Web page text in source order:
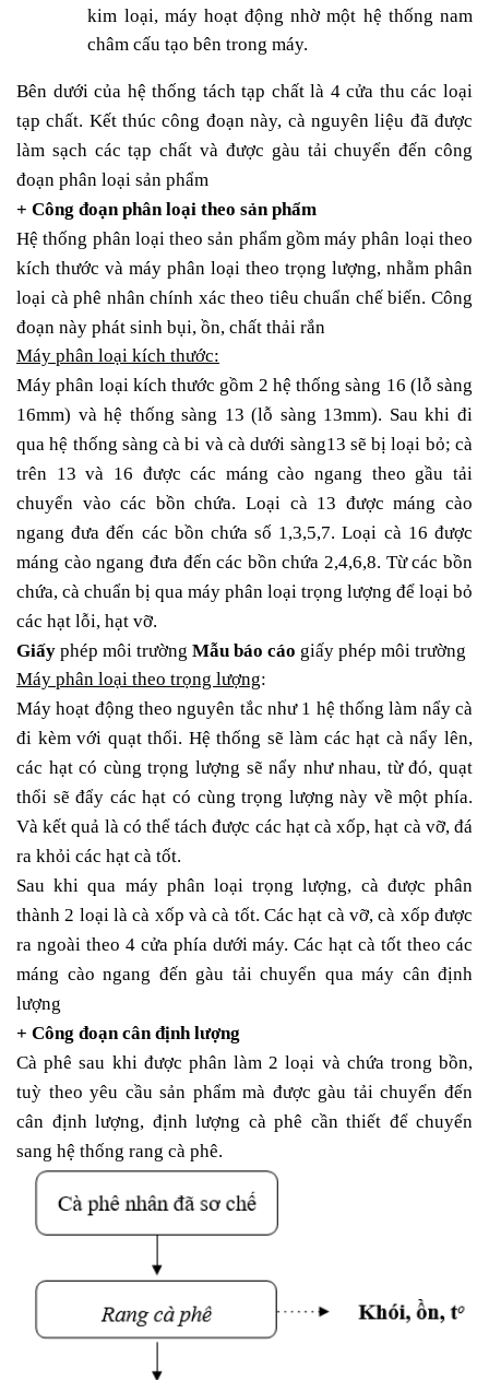
kim loại, máy hoạt động nhờ một hệ thống nam
châm cấu tạo bên trong máy.
Bên dưới của hệ thống tách tạp chất là 4 cửa thu các loại
tạp chất. Kết thúc công đoạn này, cà nguyên liệu đã được
làm sạch các tạp chất và được gàu tải chuyển đến công
đoạn phân loại sản phẩm
+ Công đoạn phân loại theo sản phẩm
Hệ thống phân loại theo sản phẩm gồm máy phân loại theo
kích thước và máy phân loại theo trọng lượng, nhằm phân
loại cà phê nhân chính xác theo tiêu chuẩn chế biến. Công
đoạn này phát sinh bụi, ồn, chất thải rắn
Máy phân loại kích thước:
Máy phân loại kích thước gồm 2 hệ thống sàng 16 (lỗ sàng
16mm) và hệ thống sàng 13 (lỗ sàng 13mm). Sau khi đi
qua hệ thống sàng cà bi và cà dưới sàng13 sẽ bị loại bỏ; cà
trên 13 và 16 được các máng cào ngang theo gầu tải
chuyển vào các bồn chứa. Loại cà 13 được máng cào
ngang đưa đến các bồn chứa số 1,3,5,7. Loại cà 16 được
máng cào ngang đưa đến các bồn chứa 2,4,6,8. Từ các bồn
chứa, cà chuẩn bị qua máy phân loại trọng lượng để loại bỏ
các hạt lỗi, hạt vỡ.
Giấy phép môi trường Mẫu báo cáo giấy phép môi trường
Máy phân loại theo trọng lượng:
Máy hoạt động theo nguyên tắc như 1 hệ thống làm nẩy cà
đi kèm với quạt thổi. Hệ thống sẽ làm các hạt cà nẩy lên,
các hạt có cùng trọng lượng sẽ nẩy như nhau, từ đó, quạt
thổi sẽ đẩy các hạt có cùng trọng lượng này về một phía.
Và kết quả là có thể tách được các hạt cà xốp, hạt cà vỡ, đá
ra khỏi các hạt cà tốt.
Sau khi qua máy phân loại trọng lượng, cà được phân
thành 2 loại là cà xốp và cà tốt. Các hạt cà vỡ, cà xốp được
ra ngoài theo 4 cửa phía dưới máy. Các hạt cà tốt theo các
máng cào ngang đến gàu tải chuyển qua máy cân định
lượng
+ Công đoạn cân định lượng
Cà phê sau khi được phân làm 2 loại và chứa trong bồn,
tuỳ theo yêu cầu sản phẩm mà được gàu tải chuyển đến
cân định lượng, định lượng cà phê cần thiết để chuyển
sang hệ thống rang cà phê.